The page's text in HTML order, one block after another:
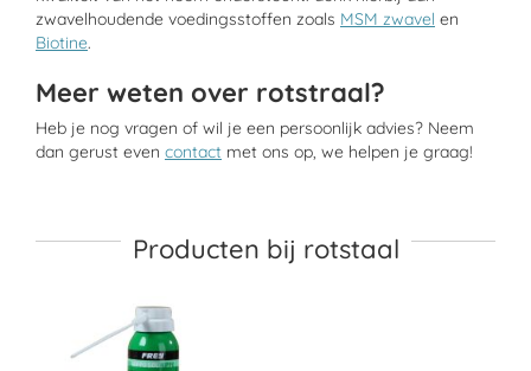
zwavelhoudende voedingsstoffen zoals MSM zwavel en
Biotine.
Meer weten over rotstraal?
Heb je nog vragen of wil je een persoonlijk advies? Neem
dan gerust even contact met ons op, we helpen je graag!
Producten bij rotstaal